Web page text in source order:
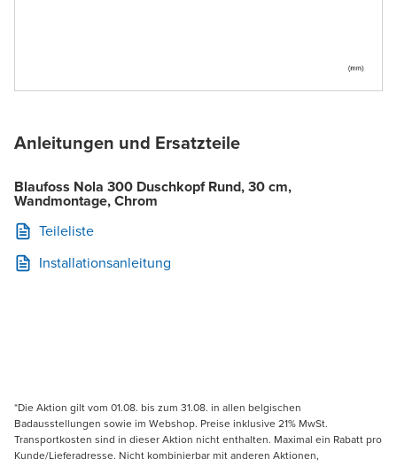
Anleitungen und Ersatzteile
Blaufoss Nola 300 Duschkopf Rund, 30 cm,
Wandmontage, Chrom
Teileliste
Installationsanleitung
*Die Aktion gilt vom 01.08. bis zum 31.08. in allen belgischen
Badausstellungen sowie im Webshop. Preise inklusive 21% MwSt.
Transportkosten sind in dieser Aktion nicht enthalten. Maximal ein Rabatt pro
Kunde/Lieferadresse. Nicht kombinierbar mit anderen Aktionen,